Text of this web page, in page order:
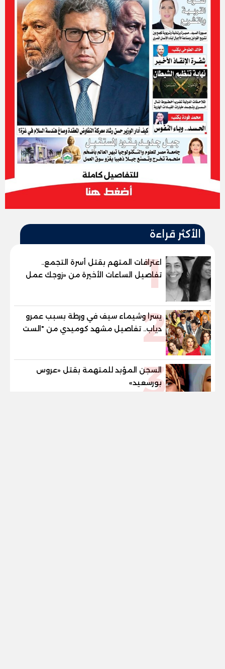
الأكثر قراءة
1
اعترافات المتهم بقتل أسرة التجمع..
تفاصيل الساعات الأخيرة من «زوجك عمل
حادثة» حتى إطلاق النار
2
يسرا وشيماء سيف في ورطة بسبب عمرو
دياب.. تفاصيل مشهد كوميدي من "الست
لما"
3
السجن المؤبد للمتهمة بقتل «عروس
بورسعيد»